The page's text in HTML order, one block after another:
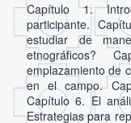
Capítulo 1.
participante.
estudiar de
etnográficos?
emplazamiento de
en el campo.
Capítulo 6. El
Estrategias para